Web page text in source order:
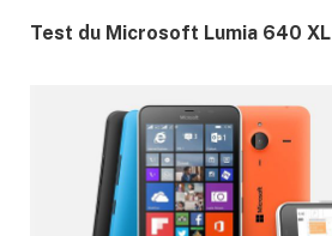
Test du Microsoft Lumia 640 XL